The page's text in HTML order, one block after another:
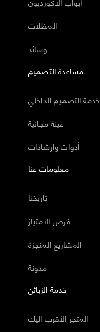
المظلات
وسائد
مساعدة التصميم
خدمة التصميم الداخلي
عينة مجانية
أدوات وارشادات
معلومات عنا
تاريخنا
فرص الامتياز
المشاريع المنجزة
مدونة
خدمة الزبائن
المتجر الأقرب اليك